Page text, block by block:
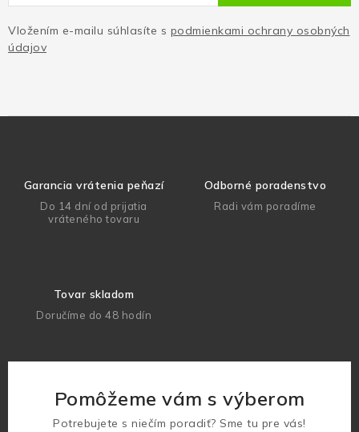
Vložením e-mailu súhlasíte s podmienkami ochrany osobných
údajov
Garancia vrátenia peňazí
Do 14 dní od prijatia
vráteného tovaru
Odborné poradenstvo
Radi vám poradíme
Tovar skladom
Doručíme do 48 hodín
Pomôžeme vám s výberom
Potrebujete s niečím poradiť? Sme tu pre vás!